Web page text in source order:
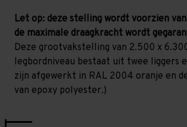
Let op: deze stelling wordt voorzien
de maximale draagkracht wordt
Deze grootvakstelling van 2.500 x
legbordniveau bestaat uit twee liggers
zijn afgewerkt in RAL 2004 oranje en
van epoxy polyester.)